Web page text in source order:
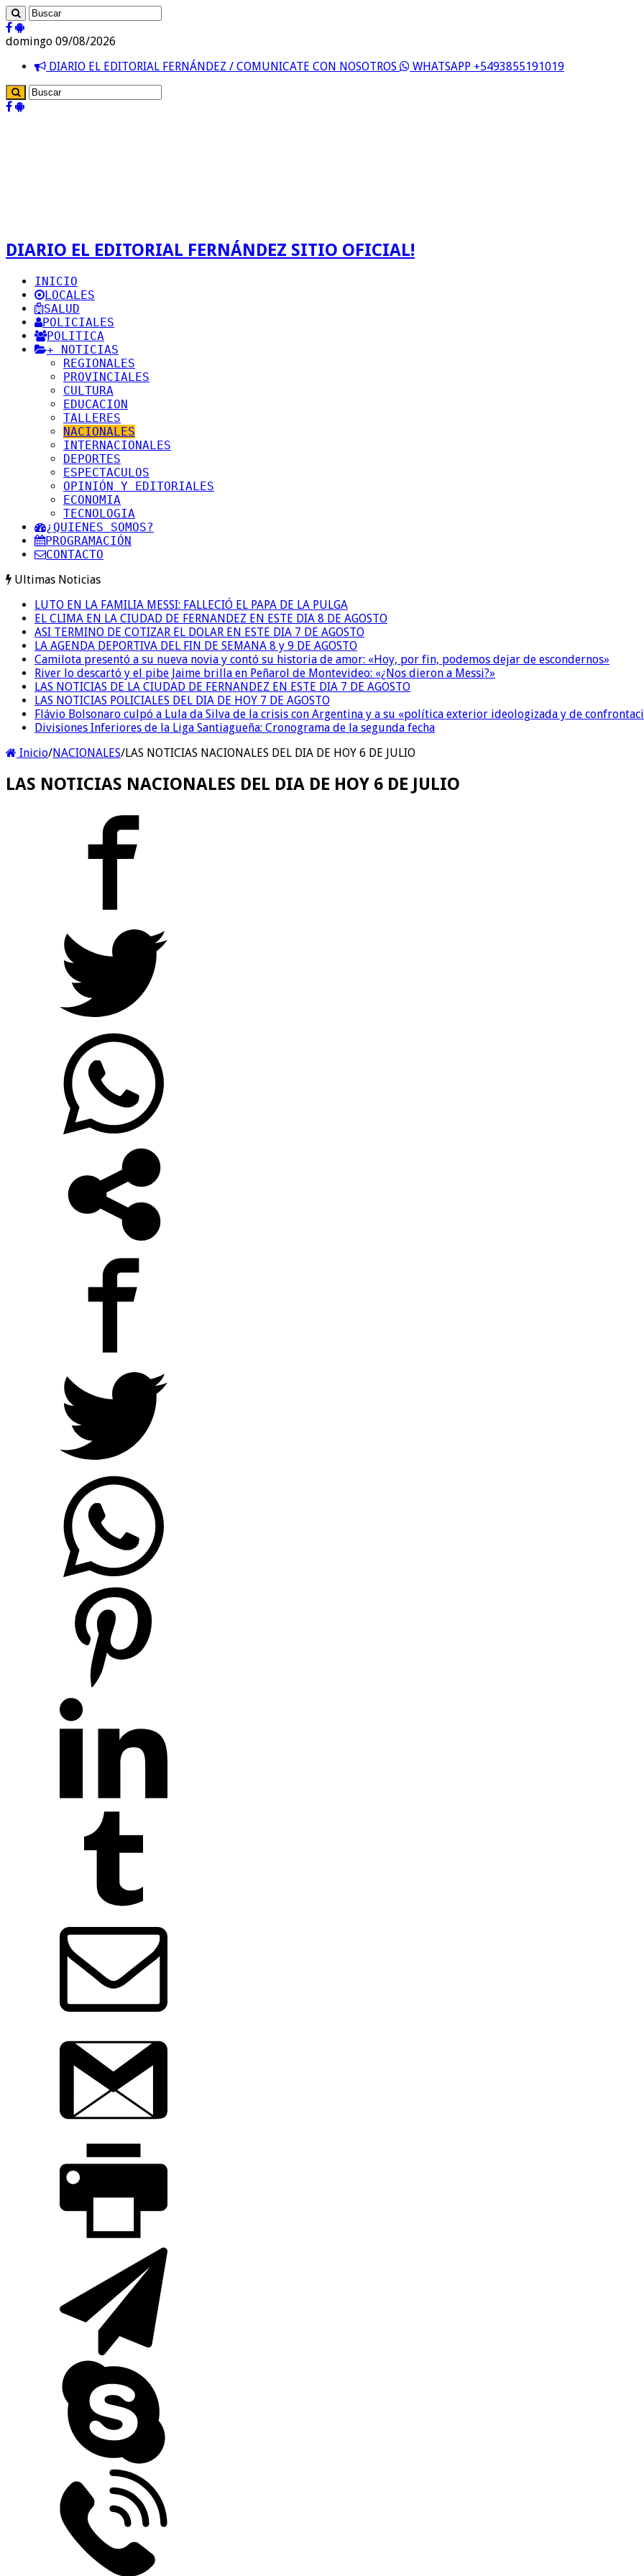
domingo 09/08/2026
DIARIO EL EDITORIAL FERNÁNDEZ / COMUNICATE CON NOSOTROS
WHATSAPP +5493855191019
DIARIO EL EDITORIAL FERNÁNDEZ SITIO OFICIAL!
INICIO
LOCALES
SALUD
POLICIALES
POLITICA
+ NOTICIAS
REGIONALES
PROVINCIALES
CULTURA
EDUCACION
TALLERES
NACIONALES
INTERNACIONALES
DEPORTES
ESPECTACULOS
OPINIÓN Y EDITORIALES
ECONOMIA
TECNOLOGIA
¿QUIENES SOMOS?
PROGRAMACIÓN
CONTACTO
Ultimas Noticias
LUTO EN LA FAMILIA MESSI: FALLECIÓ EL PAPA DE LA PULGA
EL CLIMA EN LA CIUDAD DE FERNANDEZ EN ESTE DIA 8 DE AGOSTO
ASI TERMINO DE COTIZAR EL DOLAR EN ESTE DIA 7 DE AGOSTO
LA AGENDA DEPORTIVA DEL FIN DE SEMANA 8 y 9 DE AGOSTO
Camilota presentó a su nueva novia y contó su historia de amor: «Hoy, por fin, podemos dejar de escondernos»
River lo descartó y el pibe Jaime brilla en Peñarol de Montevideo: «¿Nos dieron a Messi?»
LAS NOTICIAS DE LA CIUDAD DE FERNANDEZ EN ESTE DIA 7 DE AGOSTO
LAS NOTICIAS POLICIALES DEL DIA DE HOY 7 DE AGOSTO
Flávio Bolsonaro culpó a Lula da Silva de la crisis con Argentina y a su «política exterior ideologizada y de
Divisiones Inferiores de la Liga Santiagueña: Cronograma de la segunda fecha
Inicio/NACIONALES/LAS NOTICIAS NACIONALES DEL DIA DE HOY 6 DE JULIO
LAS NOTICIAS NACIONALES DEL DIA DE HOY 6 DE JULIO